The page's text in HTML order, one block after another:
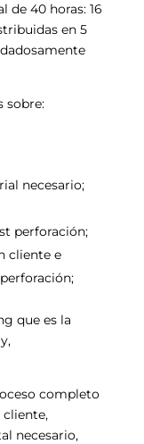
de 40 horas: 16
en 5
sobre:
necesario;
perforación;
cliente e
que es la
completo
cliente,
necesario,